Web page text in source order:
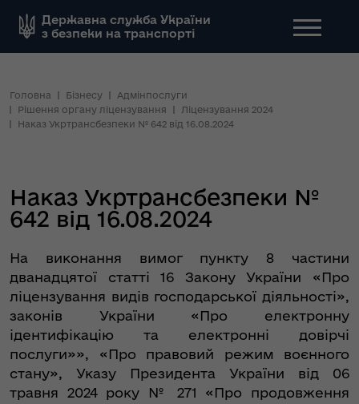
Державна служба України
з безпеки на транспорті
Головна Бізнесу
Адмінпослуги
Рішення органу ліцензування
Ліцензування 2024
Наказ Укртрансбезпеки № 642 від 16.08.2024
Наказ Укртрансбезпеки №
642 від 16.08.2024
На виконання вимог пункту 8 частини
дванадцятої статті 16 Закону України «Про
ліцензування видів господарської діяльності»,
законів України «Про електронну
ідентифікацію та електронні довірчі
послуги»», «Про правовий режим воєнного
стану», Указу Президента України від 06
травня 2024 року № 271 «Про продовження